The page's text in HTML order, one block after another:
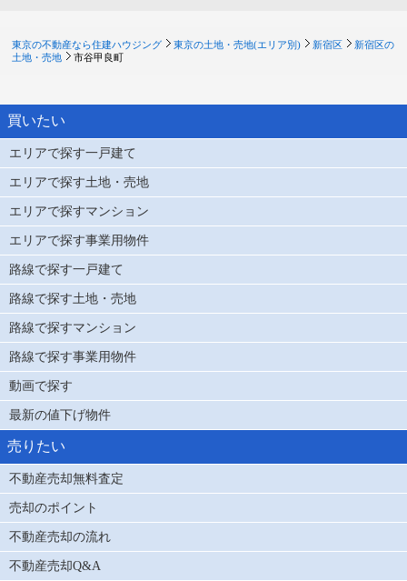
東京の不動産なら住建ハウジング 東京の土地・売地(エリア別) 新宿区
新宿区の
土地・売地
市谷甲良町
買いたい
エリアで探す一戸建て
エリアで探す土地・売地
エリアで探すマンション
エリアで探す事業用物件
路線で探す一戸建て
路線で探す土地・売地
路線で探すマンション
路線で探す事業用物件
動画で探す
最新の値下げ物件
売りたい
不動産売却無料査定
売却のポイント
不動産売却の流れ
不動産売却Q&A